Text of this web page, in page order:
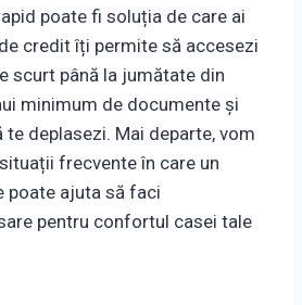
poate fi soluția de care ai
credit îți permite să accesezi
scurt până la jumătate din
minimum de documente și
te deplasezi. Mai departe, vom
frecvente în care un
poate ajuta să faci
pentru confortul casei tale